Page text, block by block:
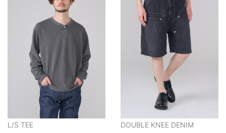
L/S TEE DOUBLE KNEE DENIM